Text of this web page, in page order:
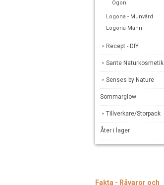
Ögon
Logona - Munvård
Logona Mann
Recept - DIY
Sante Naturkosmetik
Senses by Nature
Sommarglow
Tillverkare/Storpack
Åter i lager
Fakta - Råvaror och